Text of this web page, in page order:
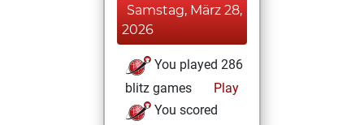
Samstag, März 28,
2026
You played 286
blitz games
Play
You scored